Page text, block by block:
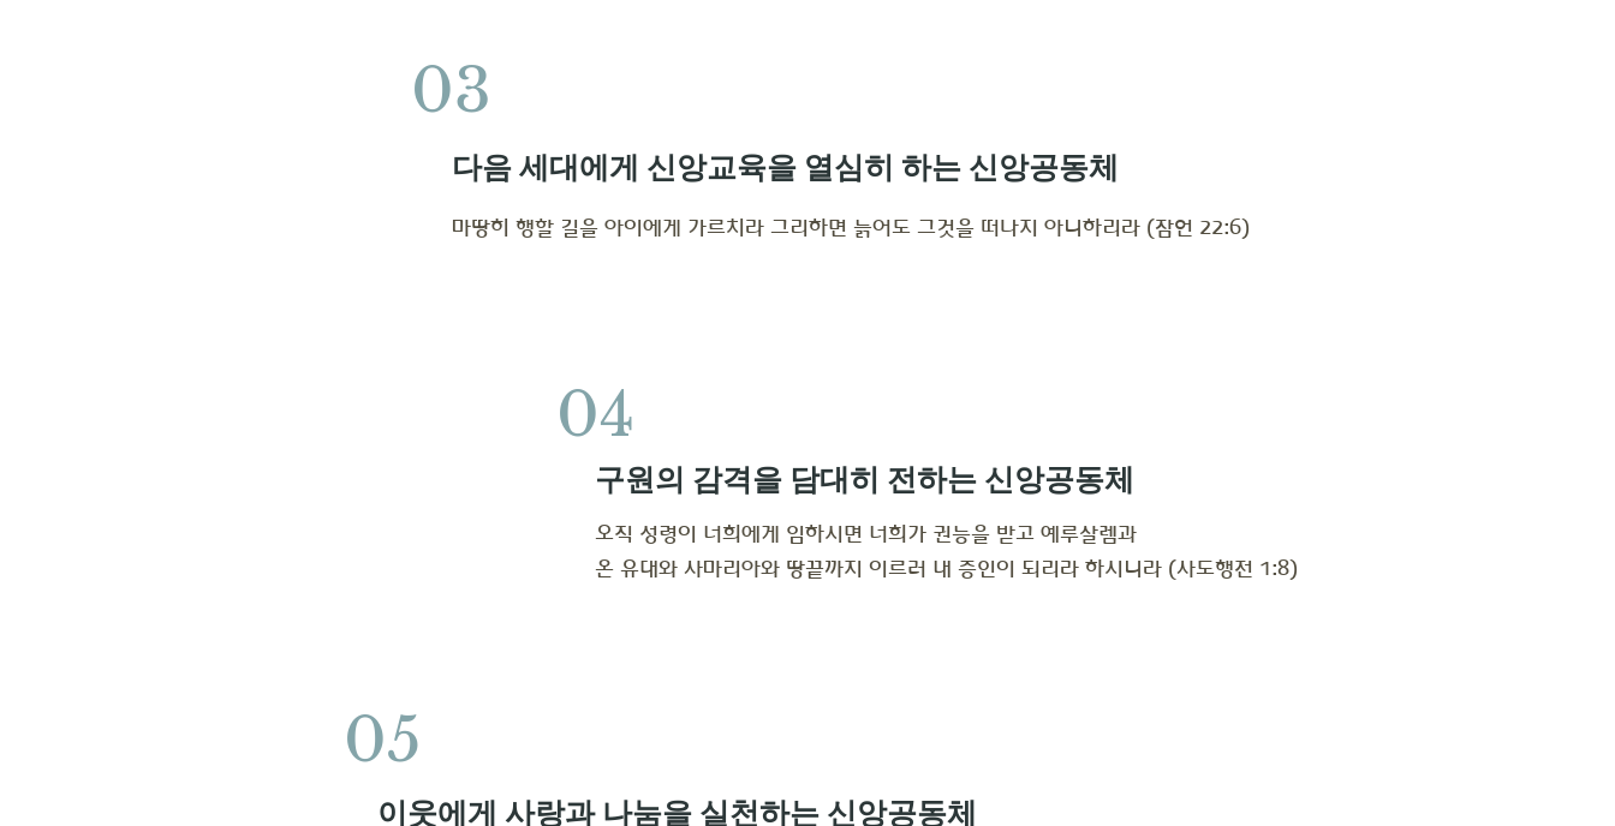
03
다음 세대에게 신앙교육을 열심히 하는 신앙공동체
마땅히 행할 길을 아이에게 가르치라 그리하면 늙어도 그것을 떠나지 아니하리라 (잠언 22:6)
04
구원의 감격을 담대히 전하는 신앙공동체
오직 성령이 너희에게 임하시면 너희가 권능을 받고 예루살렘과
​온 유대와 사마리아와 땅끝까지 이르러 내 증인이 되리라 하시니라 (사도행전 1:8)
05
이웃에게 사랑과 나눔을 실천하는 신앙공동체